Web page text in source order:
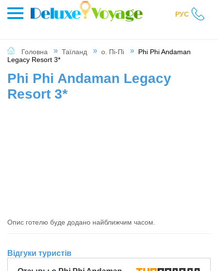
РУС
Головна Таїланд о. Пі-Пі
Phi Phi Andaman
Legacy Resort 3*
Phi Phi Andaman Legacy
Resort 3*
Опис готелю буде додано найближчим часом.
Відгуки туристів